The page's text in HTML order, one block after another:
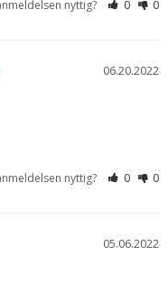
nyttig? 0 0
06.20.2022
nyttig? 0 0
05.06.2022